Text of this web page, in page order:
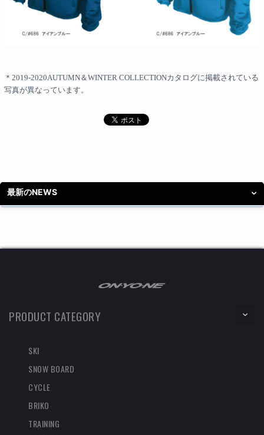
＊2019-2020AUTUMN＆WINTER COLLECTIONカタログに掲載されている
写真が異なっています。
最新のNEWS
PRODUCT CATEGORY
SKI
SNOW BOARD
CYCLE
BRIKO
TRAINING